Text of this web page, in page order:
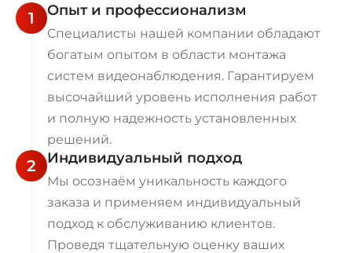
1 Опыт и профессионализм
Специалисты нашей компании обладают
богатым опытом в области монтажа
систем видеонаблюдения. Гарантируем
высочайший уровень исполнения работ
и полную надежность установленных
решений.
2 Индивидуальный подход
Мы осознаём уникальность каждого
заказа и применяем индивидуальный
подход к обслуживанию клиентов.
Проведя тщательную оценку ваших